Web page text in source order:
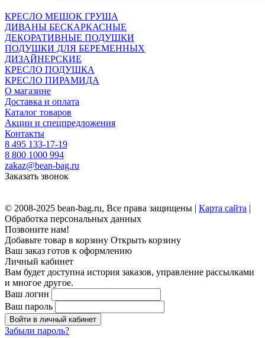
КРЕСЛО МЕШОК ГРУША
ДИВАНЫ БЕСКАРКАСНЫЕ
ДЕКОРАТИВНЫЕ ПОДУШКИ
ПОДУШКИ ДЛЯ БЕРЕМЕННЫХ
ДИЗАЙНЕРСКИЕ
КРЕСЛО ПОДУШКА
КРЕСЛО ПИРАМИДА
О магазине
Доставка и оплата
Каталог товаров
Акции и спецпредложения
Контакты
8 495 133-17-19
8 800 1000 994
zakaz@bean-bag.ru
Заказать звонок
© 2008-2025 bean-bag.ru, Все права защищены | Карта сайта |
Обработка персональных данных
Позвоните нам!
Добавьте товар в корзину Открыть корзину
Ваш заказ готов к оформлению
Личный кабинет
Вам будет доступна история заказов, управление рассылками
и многое другое.
Ваш логин
Ваш пароль
Войти в личный кабинет
Забыли пароль?